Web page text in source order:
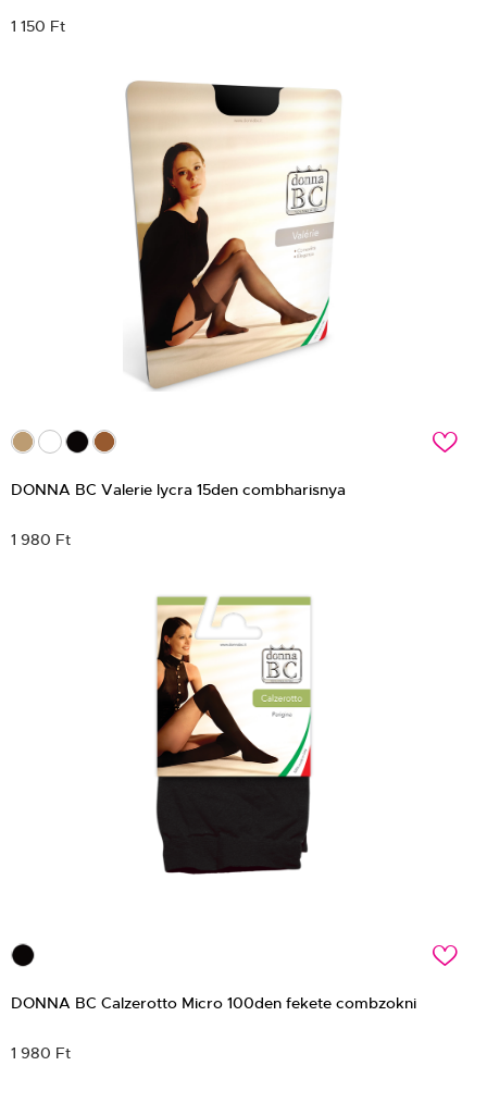
1 150 Ft
c
DONNA BC Valerie lycra 15den combharisnya
1 980 Ft
c
DONNA BC Calzerotto Micro 100den fekete combzokni
1 980 Ft